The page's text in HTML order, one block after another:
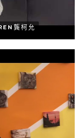
龔柯允